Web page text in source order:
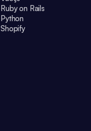
Ruby on Rails
Python
Shopify